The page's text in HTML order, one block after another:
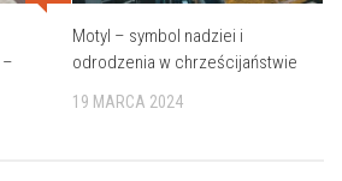
Motyl – symbol nadziei i
odrodzenia w chrześcijaństwie
19 MARCA 2024